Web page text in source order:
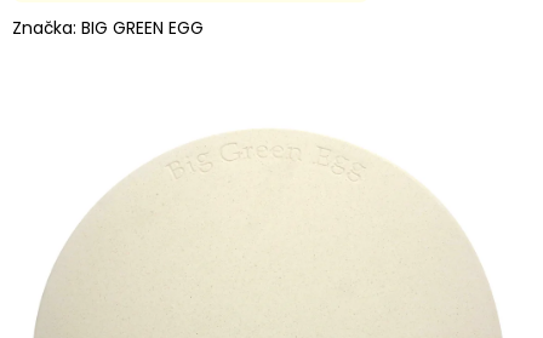
produktu
Značka: BIG GREEN EGG